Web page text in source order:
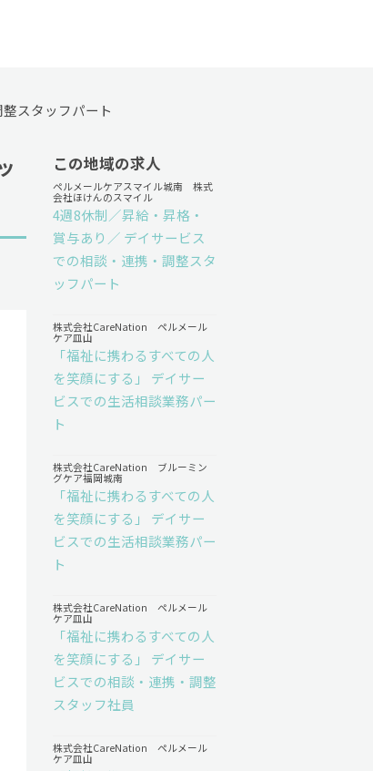
スタッフパート
この地域の求人
ペルメールケアスマイル城南 株式
会社ほけんのスマイル
4週8休制／昇給・昇格・
賞与あり／ デイサービス
での相談・連携・調整スタ
ッフパート
株式会社CareNation ペルメール
ケア皿山
「福祉に携わるすべての人
を笑顔にする」 デイサー
ビスでの生活相談業務パー
ト
株式会社CareNation ブルーミン
グケア福岡城南
「福祉に携わるすべての人
を笑顔にする」 デイサー
ビスでの生活相談業務パー
ト
株式会社CareNation ペルメール
ケア皿山
「福祉に携わるすべての人
を笑顔にする」 デイサー
ビスでの相談・連携・調整
スタッフ社員
株式会社CareNation ペルメール
ケア皿山